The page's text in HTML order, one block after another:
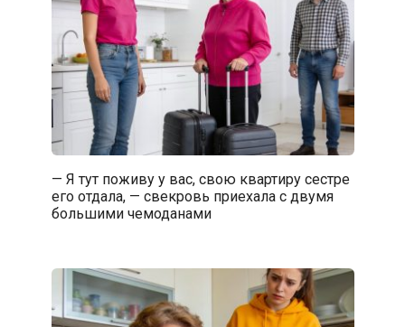
— Я тут поживу у вас, свою квартиру сестре
его отдала, — свекровь приехала с двумя
большими чемоданами